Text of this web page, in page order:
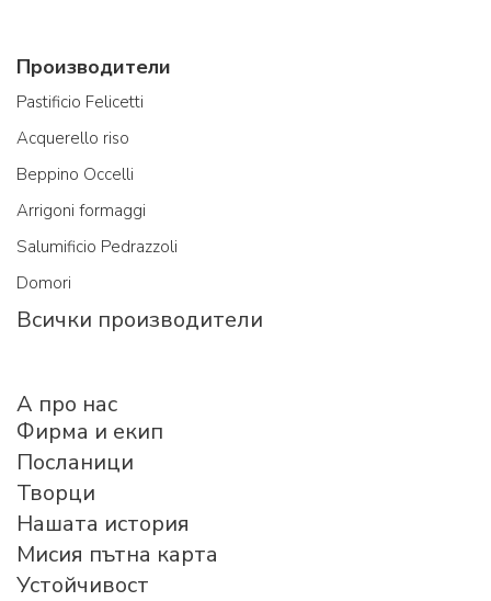
Производители
Pastificio Felicetti
Acquerello riso
Beppino Occelli
Arrigoni formaggi
Salumificio Pedrazzoli
Domori
Всички производители
A про нас
Фирма и екип
Посланици
Творци
Нашата история
Мисия пътна карта
Устойчивост